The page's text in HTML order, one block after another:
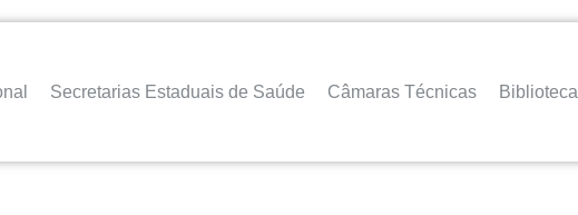
Secretarias Estaduais de Saúde Câmaras Técnicas Biblioteca